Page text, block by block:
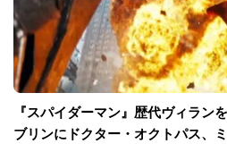
『スパイダーマン』歴代ヴィラン
ブリンにドクター・オクトパス、